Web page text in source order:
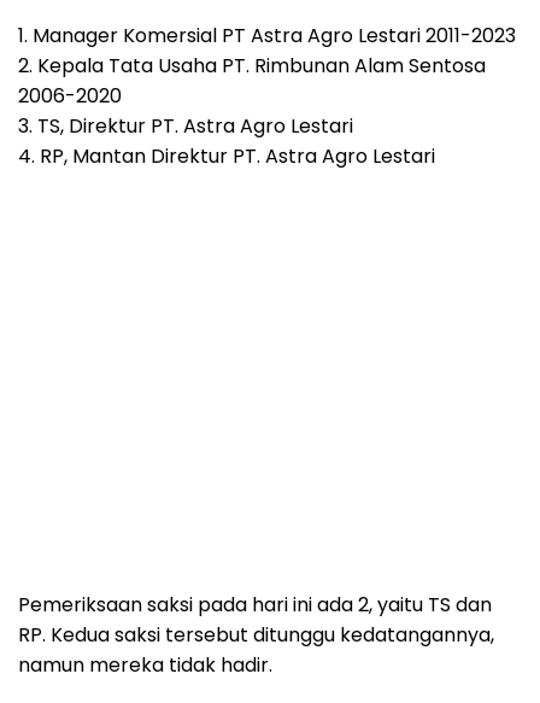
1. Manager Komersial PT Astra Agro Lestari 2011-2023
2. Kepala Tata Usaha PT. Rimbunan Alam Sentosa
2006-2020
3. TS, Direktur PT. Astra Agro Lestari
4. RP, Mantan Direktur PT. Astra Agro Lestari
Pemeriksaan saksi pada hari ini ada 2, yaitu TS dan
RP. Kedua saksi tersebut ditunggu kedatangannya,
namun mereka tidak hadir.